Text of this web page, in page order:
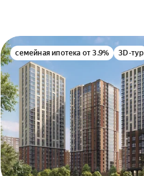
семейная ипотека от 3.9% 3D-тур